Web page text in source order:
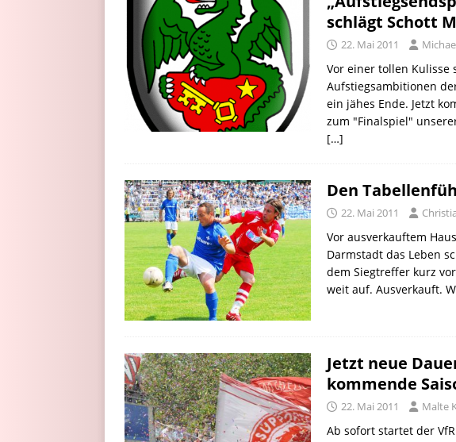
schlägt Schott
22. Mai 2011
Vor einer tollen Kulisse
Aufstiegsambitionen
ein jähes Ende. Jetzt
zum "Finalspiel"
[…]
Den
22. Mai 2011
Vor ausverkauftem
Darmstadt das Leben
dem Siegtreffer kurz
weit auf. Ausverkauft.
Jetzt neue
kommende
22. Mai 2011 Malte
Ab sofort startet der